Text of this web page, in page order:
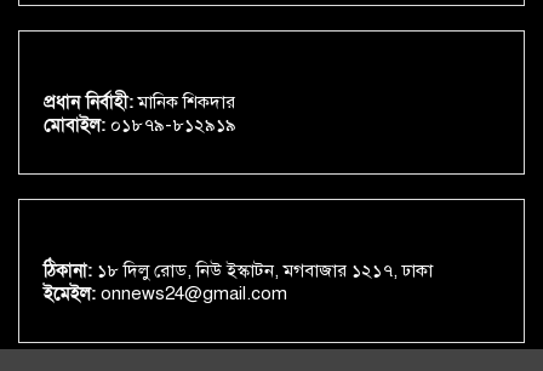
প্রধান নির্বাহী:মানিক শিকদার
মোবাইল: ০১৮৭৯-৮১২৯১৯
ঠিকানা: ১৮ দিলু রোড, নিউ ইস্কাটন, মগবাজার ১২১৭, ঢাকা
ইমেইল: onnews24@gmail.com